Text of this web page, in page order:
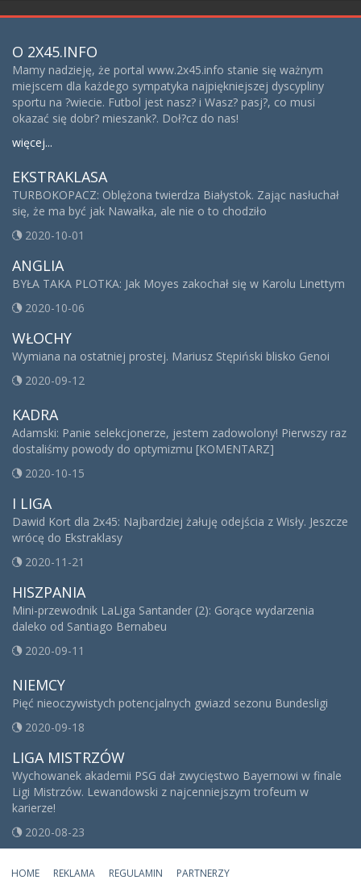
O 2X45.INFO
Mamy nadzieję, że portal www.2x45.info stanie się ważnym
miejscem dla każdego sympatyka najpiękniejszej dyscypliny
sportu na ?wiecie. Futbol jest nasz? i Wasz? pasj?, co musi
okazać się dobr? mieszank?. Doł?cz do nas!
więcej...
EKSTRAKLASA
TURBOKOPACZ: Oblężona twierdza Białystok. Zając nasłuchał
się, że ma być jak Nawałka, ale nie o to chodziło
2020-10-01
ANGLIA
BYŁA TAKA PLOTKA: Jak Moyes zakochał się w Karolu Linettym
2020-10-06
WŁOCHY
Wymiana na ostatniej prostej. Mariusz Stępiński blisko Genoi
2020-09-12
KADRA
Adamski: Panie selekcjonerze, jestem zadowolony! Pierwszy raz
dostaliśmy powody do optymizmu [KOMENTARZ]
2020-10-15
I LIGA
Dawid Kort dla 2x45: Najbardziej żałuję odejścia z Wisły. Jeszcze
wrócę do Ekstraklasy
2020-11-21
HISZPANIA
Mini-przewodnik LaLiga Santander (2): Gorące wydarzenia
daleko od Santiago Bernabeu
2020-09-11
NIEMCY
Pięć nieoczywistych potencjalnych gwiazd sezonu Bundesligi
2020-09-18
LIGA MISTRZÓW
Wychowanek akademii PSG dał zwycięstwo Bayernowi w finale
Ligi Mistrzów. Lewandowski z najcenniejszym trofeum w
karierze!
2020-08-23
HOME REKLAMA REGULAMIN PARTNERZY